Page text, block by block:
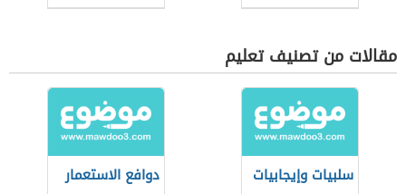
ظهور الفلسفة
مقالات من تصنيف تعليم
سلبيات وإيجابيات
دوافع الاستعمار